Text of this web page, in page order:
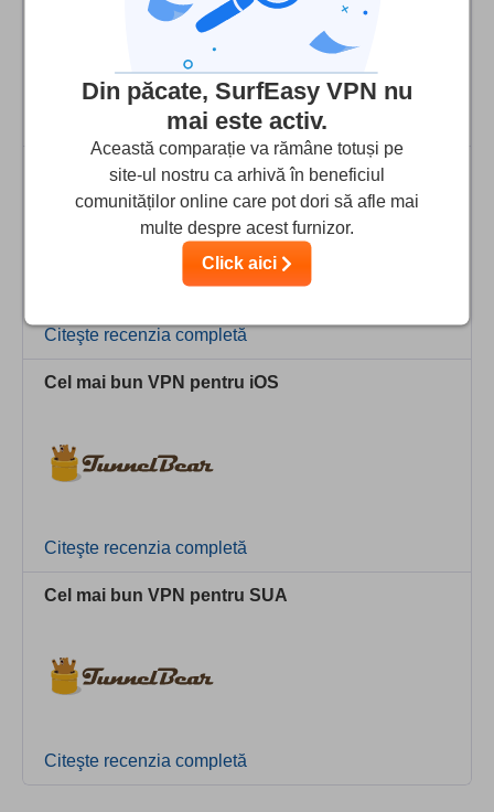
Citeşte recenzia completă
Cel mai bun VPN pentru Mac
Citeşte recenzia completă
Cel mai bun VPN pentru iOS
Citeşte recenzia completă
Cel mai bun VPN pentru SUA
Citeşte recenzia completă
Din păcate, SurfEasy VPN nu
mai este activ.
Această comparație va rămâne totuși pe
site-ul nostru ca arhivă în beneficiul
comunităților online care pot dori să afle mai
multe despre acest furnizor.
Click aici